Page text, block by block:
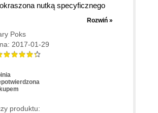
nutką specyficznego
nie jest to niestrawwna cegła.
jako poradnik... Mam tylko jedną
dla autorów: na stronie 440
cyfr dla dowolnej liczby
sposobu wykorzystania takiej
z pomocą :). Przy czyszczeniu
Rozwiń »
Poks
2017-01-29
produktu: